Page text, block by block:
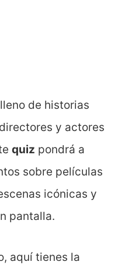
de historias
y actores
quiz pondrá a
sobre películas
icónicas y
pantalla.
aquí tienes la